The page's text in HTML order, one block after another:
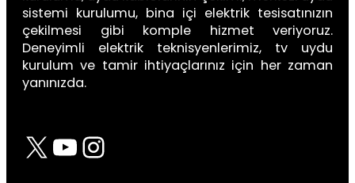
sistemi kurulumu, bina içi elektrik tesisatınızın
çekilmesi gibi komple hizmet veriyoruz.
Deneyimli elektrik teknisyenlerimiz, tv uydu
kurulum ve tamir ihtiyaçlarınız için her zaman
yanınızda.
X YouTube Instagram